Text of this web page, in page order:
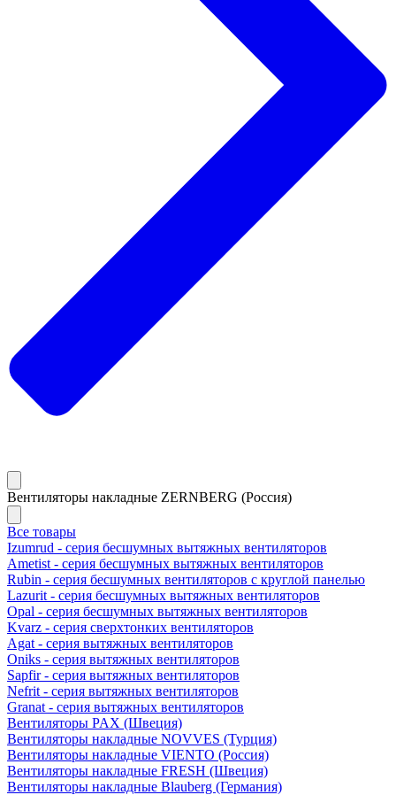
Вентиляторы накладные ZERNBERG (Россия)
Все товары
Izumrud - серия бесшумных вытяжных вентиляторов
Ametist - серия бесшумных вытяжных вентиляторов
Rubin - серия бесшумных вентиляторов с круглой панелью
Lazurit - серия бесшумных вытяжных вентиляторов
Opal - серия бесшумных вытяжных вентиляторов
Kvarz - серия сверхтонких вентиляторов
Agat - серия вытяжных вентиляторов
Oniks - серия вытяжных вентиляторов
Sapfir - серия вытяжных вентиляторов
Nefrit - серия вытяжных вентиляторов
Granat - серия вытяжных вентиляторов
Вентиляторы PAX (Швеция)
Вентиляторы накладные NOVVES (Турция)
Вентиляторы накладные VIENTO (Россия)
Вентиляторы накладные FRESH (Швеция)
Вентиляторы накладные Blauberg (Германия)